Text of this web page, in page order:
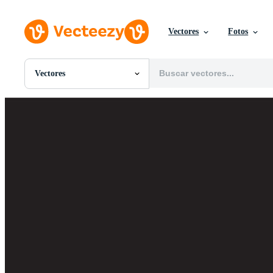
Vectores Fotos
Vectores
Todas Imágenes